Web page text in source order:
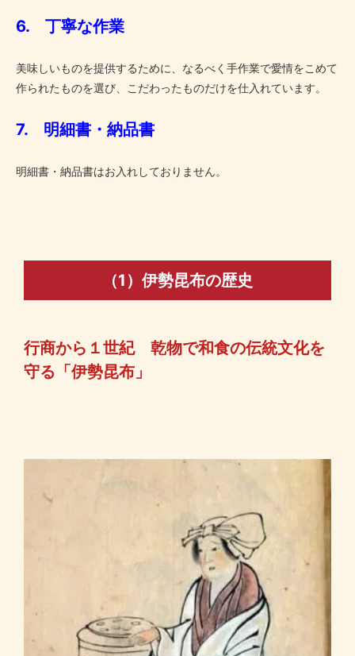
6. 丁寧な作業
美味しいものを提供するために、なるべく手作業で愛情をこめて
作られたものを選び、こだわったものだけを仕入れています。
7. 明細書・納品書
明細書・納品書はお入れしておりません。
（1）伊勢昆布の歴史
行商から１世紀 乾物で和食の伝統文化を
守る「伊勢昆布」